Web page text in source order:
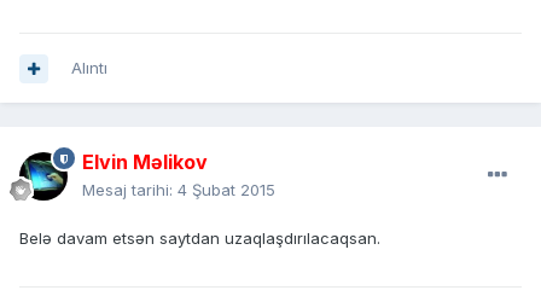
Alıntı
Elvin Məlikov
Mesaj tarihi: 4 Şubat 2015
Belə davam etsən saytdan uzaqlaşdırılacaqsan.